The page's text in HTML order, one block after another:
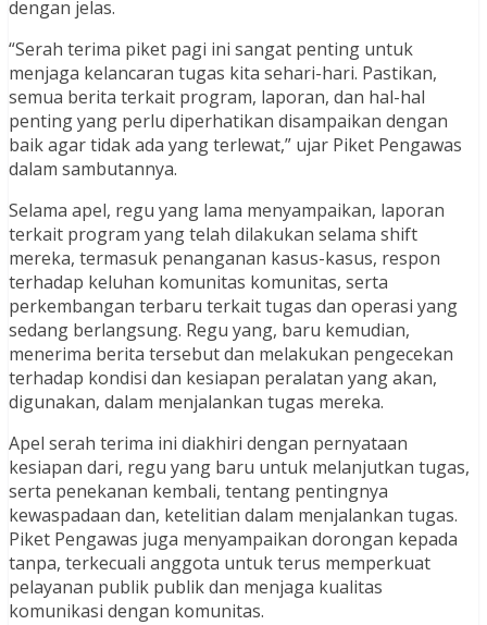
dengan jelas.
“Serah terima piket pagi ini sangat penting untuk
menjaga kelancaran tugas kita sehari-hari. Pastikan,
semua berita terkait program, laporan, dan hal-hal
penting yang perlu diperhatikan disampaikan dengan
baik agar tidak ada yang terlewat,” ujar Piket Pengawas
dalam sambutannya.
Selama apel, regu yang lama menyampaikan, laporan
terkait program yang telah dilakukan selama shift
mereka, termasuk penanganan kasus-kasus, respon
terhadap keluhan komunitas komunitas, serta
perkembangan terbaru terkait tugas dan operasi yang
sedang berlangsung. Regu yang, baru kemudian,
menerima berita tersebut dan melakukan pengecekan
terhadap kondisi dan kesiapan peralatan yang akan,
digunakan, dalam menjalankan tugas mereka.
Apel serah terima ini diakhiri dengan pernyataan
kesiapan dari, regu yang baru untuk melanjutkan tugas,
serta penekanan kembali, tentang pentingnya
kewaspadaan dan, ketelitian dalam menjalankan tugas.
Piket Pengawas juga menyampaikan dorongan kepada
tanpa, terkecuali anggota untuk terus memperkuat
pelayanan publik publik dan menjaga kualitas
komunikasi dengan komunitas.